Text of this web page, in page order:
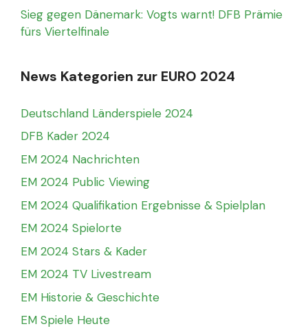
Sieg gegen Dänemark: Vogts warnt! DFB Prämie
fürs Viertelfinale
News Kategorien zur EURO 2024
Deutschland Länderspiele 2024
DFB Kader 2024
EM 2024 Nachrichten
EM 2024 Public Viewing
EM 2024 Qualifikation Ergebnisse & Spielplan
EM 2024 Spielorte
EM 2024 Stars & Kader
EM 2024 TV Livestream
EM Historie & Geschichte
EM Spiele Heute